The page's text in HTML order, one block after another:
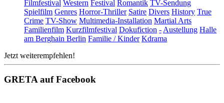
Filmfestival Western Festival Romantik TV-Sendung
Spielfilm Genres Horror-Thriller Satire Divers History True
Crime TV-Show Multimedia-Installation Martial Arts
Familienfilm Kurzfilmfestival Dokufiction - Austellung Halle
am Berghain Berlin Familie / Kinder Kdrama
Jetzt weiterempfehlen!
GRETA auf Facebook